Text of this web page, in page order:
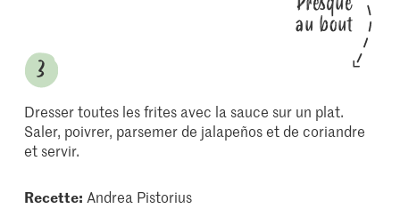
au bout
Dresser toutes les frites avec la sauce sur un plat.
Saler, poivrer, parsemer de jalapeños et de coriandre
et servir.
Recette: Andrea Pistorius